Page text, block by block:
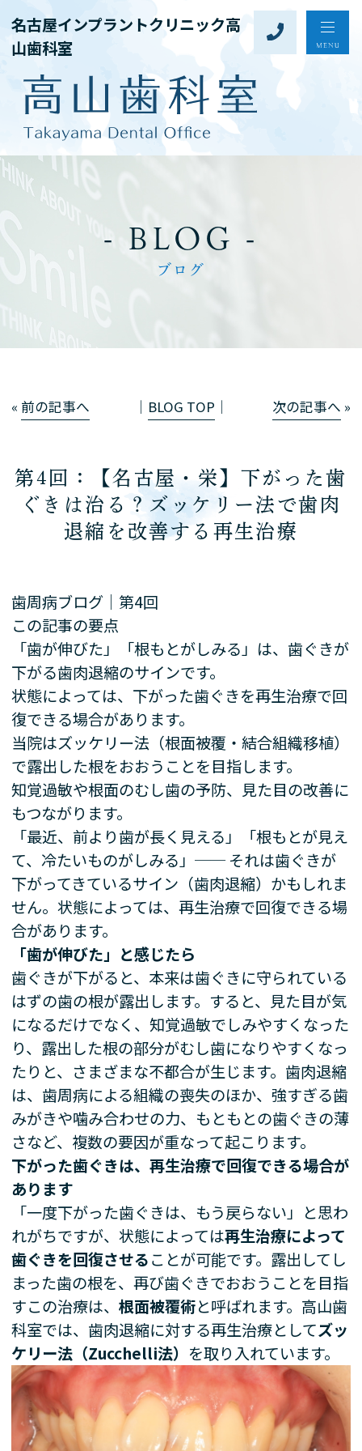
名古屋インプラントクリニック高
山歯科室
- BLOG -
ブログ
« 前の記事へ │ BLOG TOP │ 次の記事へ »
第4回：【名古屋・栄】下がった歯
ぐきは治る？ズッケリー法で歯肉
退縮を改善する再生治療
歯周病ブログ｜第4回
この記事の要点
「歯が伸びた」「根もとがしみる」は、歯ぐきが
下がる歯肉退縮のサインです。
状態によっては、下がった歯ぐきを再生治療で回
復できる場合があります。
当院はズッケリー法（根面被覆・結合組織移植）
で露出した根をおおうことを目指します。
知覚過敏や根面のむし歯の予防、見た目の改善に
もつながります。
「最近、前より歯が長く見える」「根もとが見え
て、冷たいものがしみる」── それは歯ぐきが
下がってきているサイン（歯肉退縮）かもしれま
せん。状態によっては、再生治療で回復できる場
合があります。
「歯が伸びた」と感じたら
歯ぐきが下がると、本来は歯ぐきに守られている
はずの歯の根が露出します。すると、見た目が気
になるだけでなく、知覚過敏でしみやすくなった
り、露出した根の部分がむし歯になりやすくなっ
たりと、さまざまな不都合が生じます。歯肉退縮
は、歯周病による組織の喪失のほか、強すぎる歯
みがきや噛み合わせの力、もともとの歯ぐきの薄
さなど、複数の要因が重なって起こります。
下がった歯ぐきは、再生治療で回復できる場合が
あります
「一度下がった歯ぐきは、もう戻らない」と思わ
れがちですが、状態によっては再生治療によって
歯ぐきを回復させることが可能です。露出してし
まった歯の根を、再び歯ぐきでおおうことを目指
すこの治療は、根面被覆術と呼ばれます。高山歯
科室では、歯肉退縮に対する再生治療としてズッ
ケリー法（Zucchelli法） を取り入れています。